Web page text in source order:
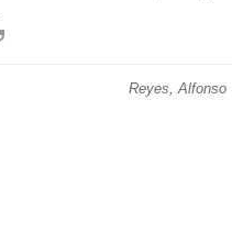
Reyes, Alfonso